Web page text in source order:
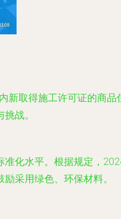
新取得施工许可证的商
战。
化水平。根据规定，
采用绿色、环保材料。